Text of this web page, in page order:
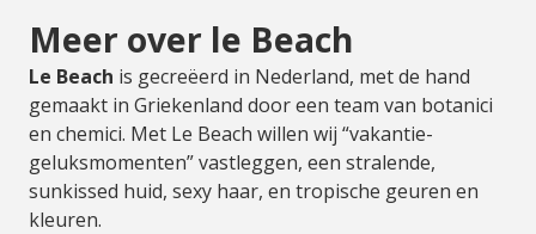
Meer over le Beach
Le Beach is gecreëerd in Nederland, met de hand
gemaakt in Griekenland door een team van botanici
en chemici. Met Le Beach willen wij “vakantie-
geluksmomenten” vastleggen, een stralende,
sunkissed huid, sexy haar, en tropische geuren en
kleuren.